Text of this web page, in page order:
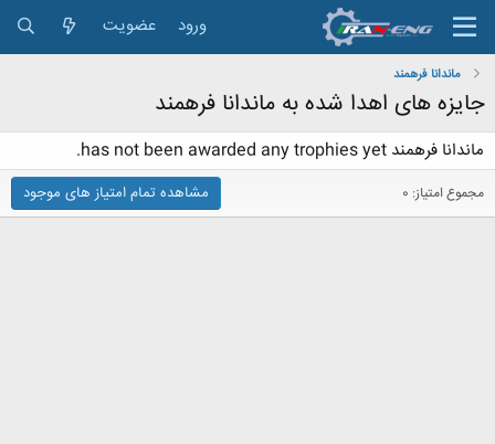
ورود عضویت
ماندانا فرهمند
جایزه های اهدا شده به ماندانا فرهمند
ماندانا فرهمند has not been awarded any trophies yet.
مجموع امتیاز: 0 مشاهده تمام امتیاز های موجود